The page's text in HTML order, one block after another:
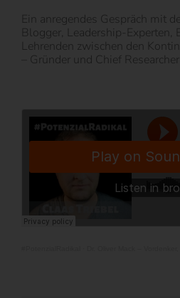
Ein anregendes Gespräch mit
Blogger, Leadership-Experten,
Lehrenden zwischen den
– Gründer und Chief